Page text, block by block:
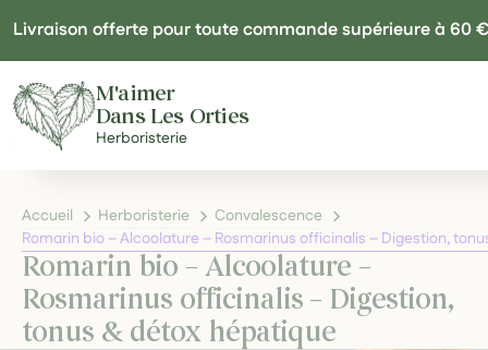
Livraison offerte pour toute commande supérieure à 60 €
M'aimer
Dans Les Orties
Herboristerie
Accueil Herboristerie
Convalescence
Romarin bio – Alcoolature – Rosmarinus officinalis – Digestion,
Romarin bio – Alcoolature –
Rosmarinus officinalis – Digestion,
tonus & détox hépatique